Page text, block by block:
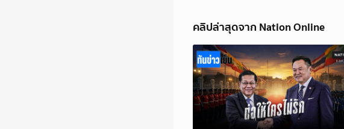
คลิปล่าสุดจาก Nation Online